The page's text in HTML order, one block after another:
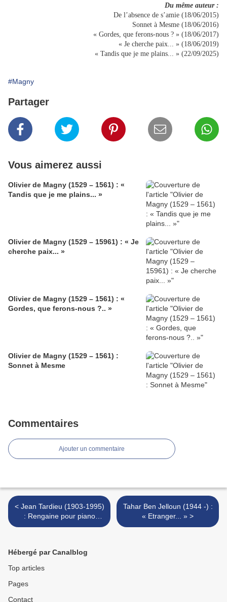
Du même auteur :
De l’absence de s’amie (18/06/2015)
Sonnet à Mesme (18/06/2016)
« Gordes, que ferons-nous ? » (18/06/2017)
« Je cherche paix... » (18/06/2019)
« Tandis que je me plains... » (22/09/2025)
#Magny
Partager
Vous aimerez aussi
Olivier de Magny (1529 – 1561) : «
Tandis que je me plains... »
Olivier de Magny (1529 – 15961) : « Je
cherche paix... »
Olivier de Magny (1529 – 1561) : «
Gordes, que ferons-nous ?.. »
Olivier de Magny (1529 – 1561) :
Sonnet à Mesme
Commentaires
Ajouter un commentaire
< Jean Tardieu (1903-1995)
: Rengaine pour piano
mécanique
Tahar Ben Jelloun (1944 -) :
« Etranger... » >
Hébergé par Canalblog
Top articles
Pages
Contact